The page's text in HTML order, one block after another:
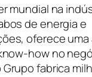
mundial na
de energia e
oferece uma
howno
fabrica